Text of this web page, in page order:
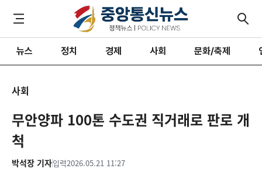
뉴스 정치 경제 사회 문화/축제
사회
무안양파 100톤 수도권 직거래로 판로 개
척
박석장 기자입력2026.05.21 11:27